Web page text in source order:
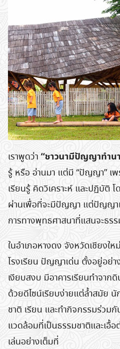
เราพูดว่า “ชาวนามีปัญญาทำน
รู้ หรือ อ่านมา แต่มี “ปัญญา” เ
เรียนรู้ คิดวิเคราะห์ และปฏิบัติ
ผ่านเพื่อที่จะมีปัญญา แต่ปัญญา
การทางพุทธศาสนาที่แสนจะธรร
ในอำเภอหางดง จังหวัดเชียงใ
โรงเรียน ปัญญาเด่น ตั้งอยู่อย่
เงียบสงบ มีอาคารเรียนทำจาก
ด้วยดีไซน์เรียบง่ายแต่ล้ำสมัย นั
ชาติ เรียน และทำกิจกรรมร่วม
แวดล้อมที่เป็นธรรมชาติและเอื้
เล่นอย่างเต็มที่